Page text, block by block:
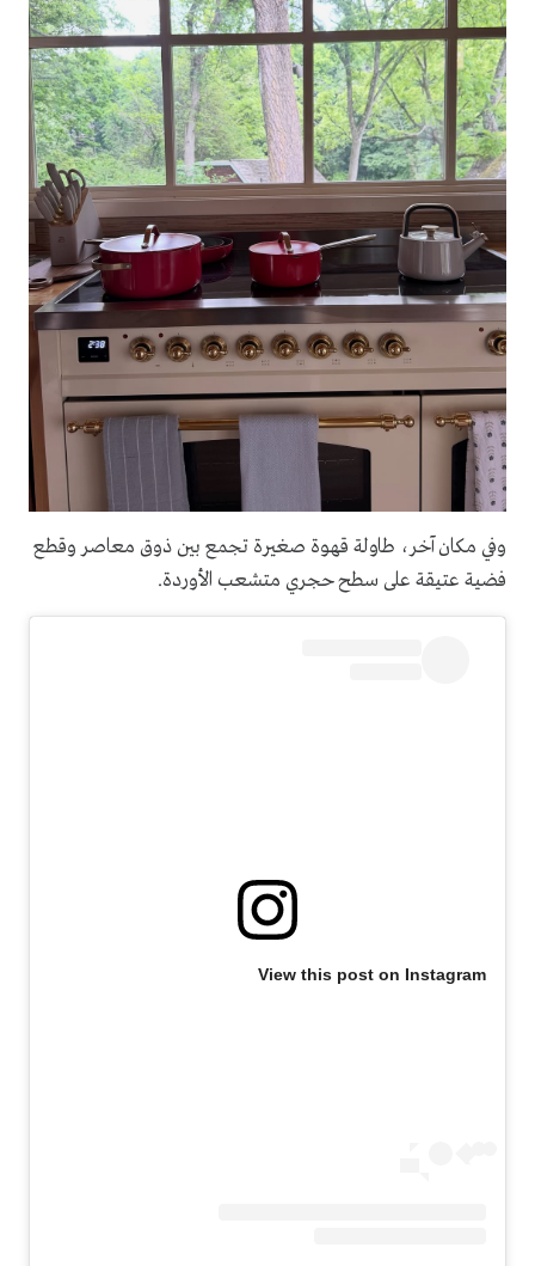
وفي مكان آخر، طاولة قهوة صغيرة تجمع بين ذوق معاصر وقطع
فضية عتيقة على سطح حجري متشعب الأوردة.
View this post on Instagram